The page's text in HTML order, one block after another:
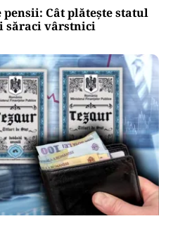
Cât plătește statul
săraci vârstnici